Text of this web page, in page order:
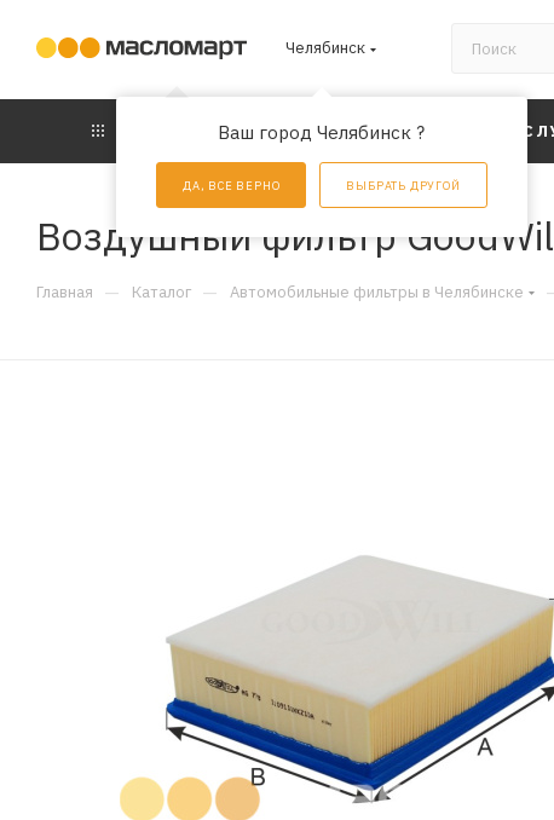
Челябинск
Ваш город Челябинск ?
ДА, ВСЕ ВЕРНО ВЫБРАТЬ ДРУГОЙ
АКЦИИ
Воздушный фильтр
Главная — Каталог — Автомобильные фильтры в Челябинске